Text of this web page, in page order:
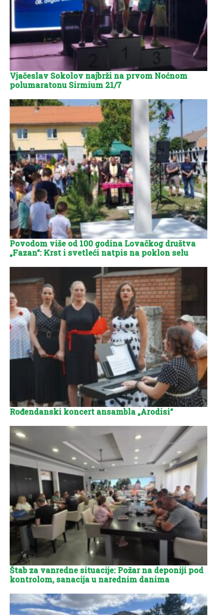
Vjačeslav Sokolov najbrži na prvom Noćnom
polumaratonu Sirmium 21/7
Povodom više od 100 godina Lovačkog društva
„Fazan“: Krst i svetleći natpis na poklon selu
Rođendanski koncert ansambla „Arodisi“
Štab za vanredne situacije: Požar na deponiji pod
kontrolom, sanacija u narednim danima